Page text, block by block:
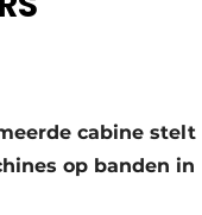
cabine stelt
op banden in